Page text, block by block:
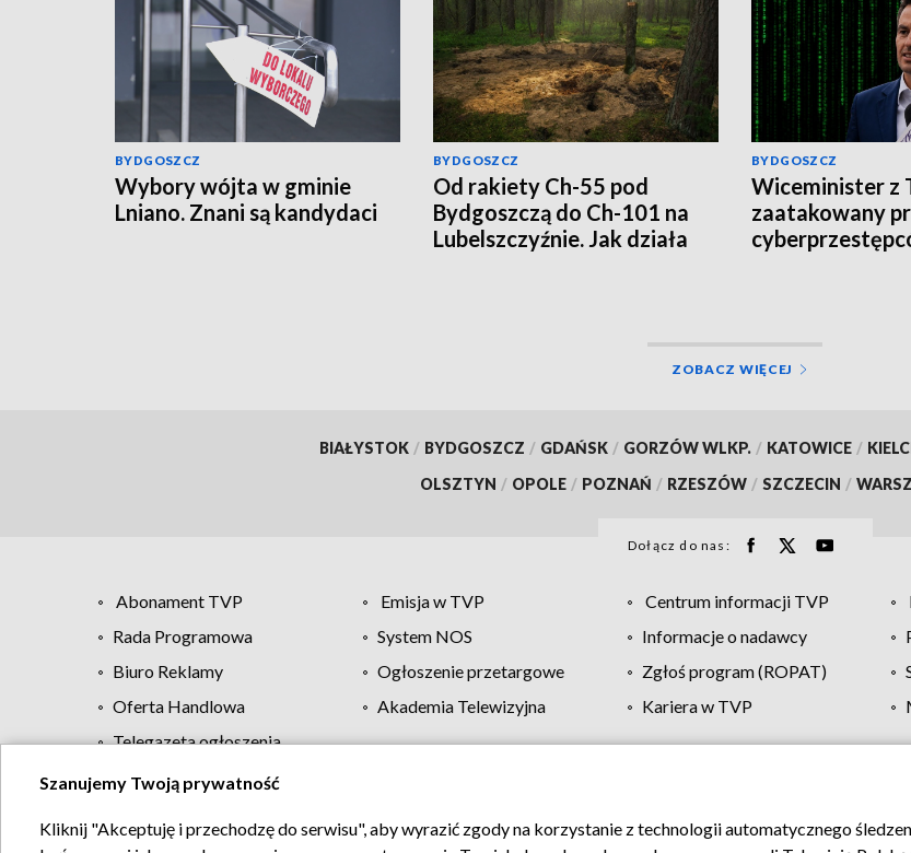
BYDGOSZCZ
Wybory wójta w gminie
Lniano. Znani są kandydaci
BYDGOSZCZ
Od rakiety Ch-55 pod
Bydgoszczą do Ch-101 na
Lubelszczyźnie. Jak działa
BYDGOSZCZ
Wiceminister z
zaatakowany
ZOBACZ WIĘCEJ
BIAŁYSTOK / BYDGOSZCZ / GDAŃSK / GORZÓW WLKP. / KATOWICE /
OLSZTYN / OPOLE / POZNAŃ / RZESZÓW / SZCZECIN /
Dołącz do nas:
Abonament TVP Emisja w TVP Centrum informacji TVP
Rada Programowa
System NOS Informacje o nadawcy
Biuro Reklamy
Ogłoszenie przetargowe Zgłoś program (ROPAT)
Oferta Handlowa
Akademia Telewizyjna Kariera w TVP
Telegazeta ogłoszenia
Regulamin TVP Polityka prywatności Moje zgody Pomoc
Szanujemy Twoją prywatność
Kliknij "Akceptuję i przechodzę do serwisu", aby wyrazić zgody na korzystanie z technologii automatycznego